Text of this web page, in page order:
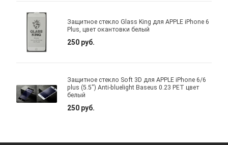
Защитное стекло Glass King для APPLE iPhone 6
Plus, цвет окантовки белый
250 руб.
Защитное стекло Soft 3D для APPLE iPhone 6/6
plus (5.5") Anti-bluelight Baseus 0.23 PET цвет
белый
250 руб.